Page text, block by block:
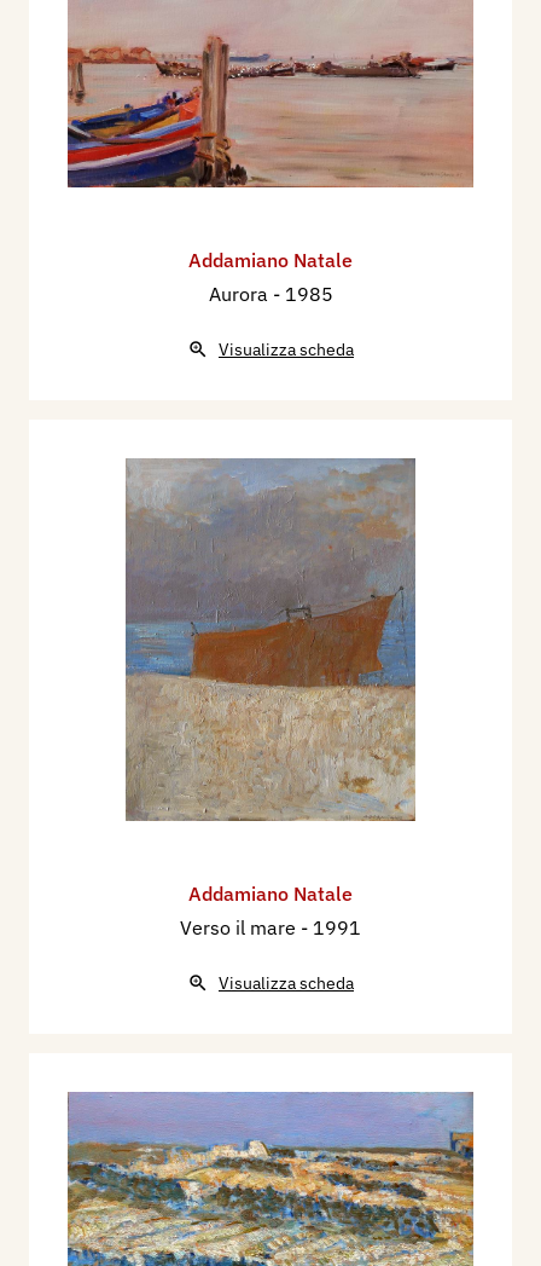
Addamiano Natale
Aurora - 1985
Visualizza scheda
Addamiano Natale
Verso il mare - 1991
Visualizza scheda